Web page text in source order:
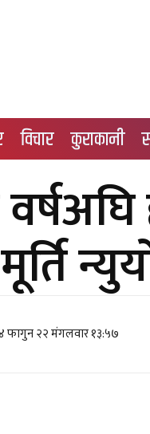
विचार कुराकानी
फागुन २२ मंगलवार १३:५७